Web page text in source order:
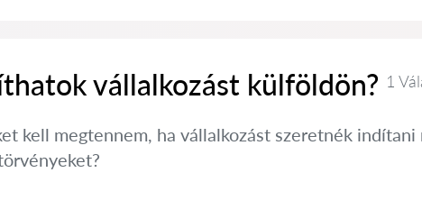
vállalkozást külföldön? 1
kell megtennem, ha vállalkozást szeretnék indítani